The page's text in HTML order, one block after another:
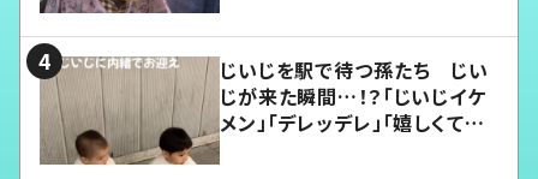
じいじを駅で待つ孫たち じい
じが来た瞬間…！？「じいじイケ
メン」「デレッデレ」「嬉しくて可